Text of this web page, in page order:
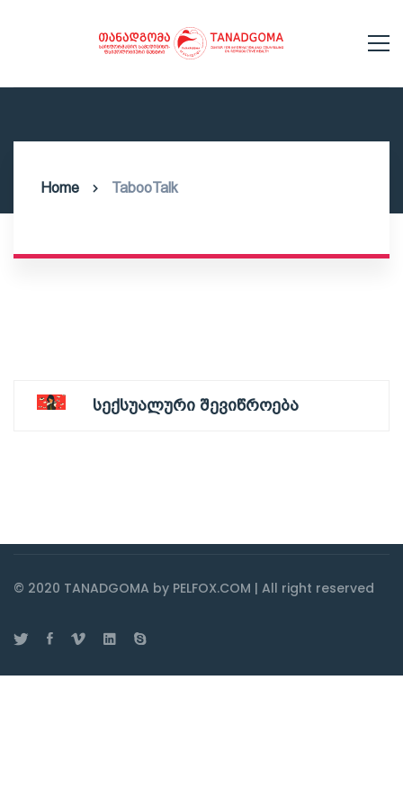
Home TabooTalk
სექსუალური შევიწროება
© 2020 TANADGOMA by PELFOX.COM | All right reserved